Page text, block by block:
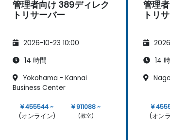
管理者向け 389ディレク
トリサーバー
2026-10-23 10:00
14 時間
Yokohama - Kannai
Business Center
¥ 455544 ~
(オンライン)
¥ 911088 ~
(教室)
管理
トリ
14
¥
(オン